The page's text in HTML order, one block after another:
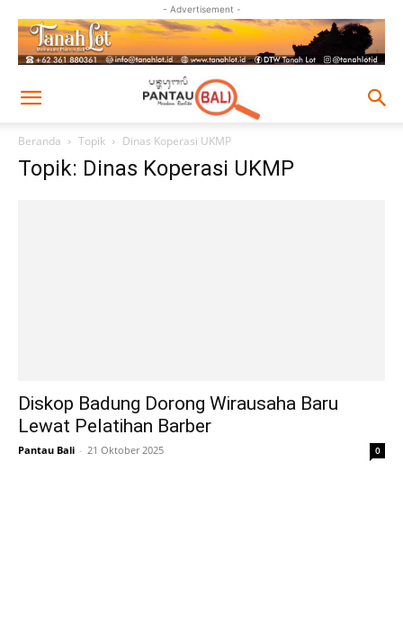
- Advertisement -
Beranda Topik Dinas Koperasi UKMP
Topik: Dinas Koperasi UKMP
Diskop Badung Dorong Wirausaha Baru
Lewat Pelatihan Barber
Pantau Bali - 21 Oktober 2025 0